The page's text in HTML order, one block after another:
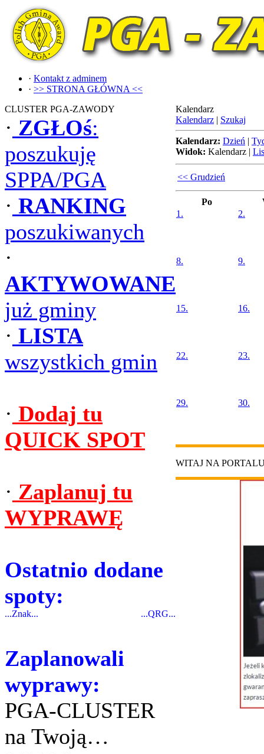
· Kontakt z adminem
· >> STRONA GŁÓWNA <<
CLUSTER PGA-ZAWODY
· ZGŁOś:
poszukuję
SPPA/PGA
· RANKING
poszukiwanych
·
AKTYWOWANE
już gminy
· LISTA
wszystkich gmin
· Dodaj tu
QUICK SPOT
· Zaplanuj tu
WYPRAWĘ
Ostatnio dodane
spoty:
...Znak... ...QRG...
Zaplanowali
wyprawy:
PGA-CLUSTER
na Twoją…
Kalendarz
Kalendarz | Szukaj
Kalendarz: Dzień |
Widok: Kalendarz |
<< Grudzień
Po
1.
2.
8. 9.
15. 16.
22. 23.
29. 30.
WITAJ NA